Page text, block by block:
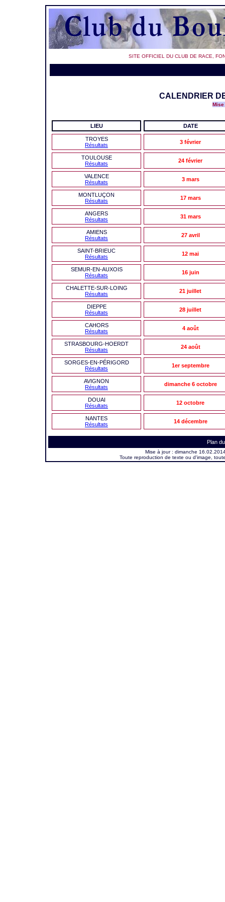
SITE OFFICIEL DU CLUB DE RACE,
CALENDRIER
LIEU DATE
TROYES
Résultats
3 février
TOULOUSE
Résultats
24 février
VALENCE
Résultats
3 mars
MONTLUÇON
Résultats
17 mars
ANGERS
Résultats
31 mars
AMIENS
Résultats
27 avril
SAINT-BRIEUC
Résultats
12 mai
SEMUR-EN-AUXOIS
Résultats
16 juin
CHALETTE-SUR-LOING
Résultats
21 juillet
DIEPPE
Résultats
28 juillet
CAHORS
Résultats
4 août
STRASBOURG-HOERDT
Résultats
24 août
SORGES-EN-PÉRIGORD
Résultats
1er septembre
AVIGNON
Résultats
dimanche 6 octobre
DOUAI
Résultats
12 octobre
NANTES
Résultats
14 décembre
Plan
Mise à jour : dimanche
Toute reproduction de texte ou d'image,